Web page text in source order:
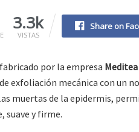
3.3k
VISTAS
Share on
por la empresa
exfoliación mecánica con un
muertas de la epidermis,
suave y firme.